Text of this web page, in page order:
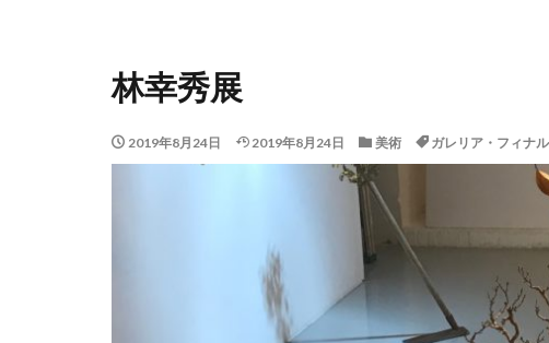
林幸秀展
2019年8月24日 2019年8月24日 美術 ガレリア・フィナ